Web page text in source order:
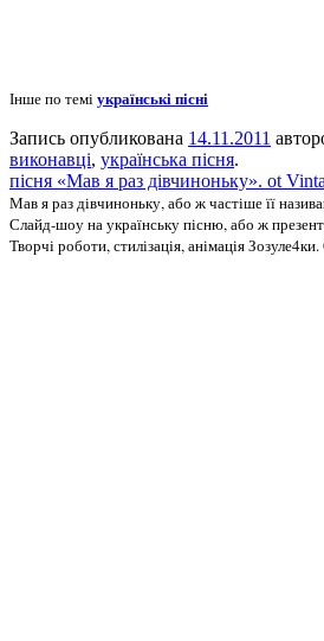
Інше по темі українські пісні
Запись опубликована 14.11.2011
виконавці, українська пісня.
пісня «Мав я раз дівчиноньку». ot
Мав я раз дівчиноньку, або жчастіше її
Слайд-шоу на українську пісню, або ж
Творчі роботи, стилізація, анімація